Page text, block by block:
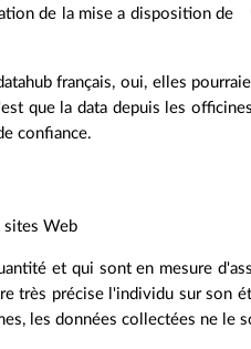
de la mise a disposition de
français, oui, elles
que la data depuis les
confiance.
sites Web
et qui sont en mesure
très précise l'individu sur son
les données collectées ne le